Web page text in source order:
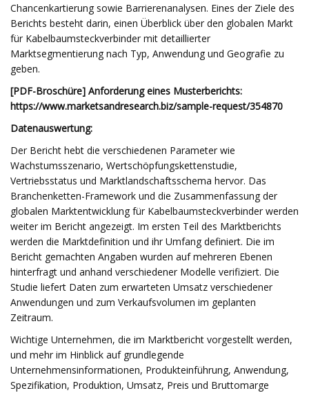
Chancenkartierung sowie Barrierenanalysen. Eines der Ziele des
Berichts besteht darin, einen Überblick über den globalen Markt
für Kabelbaumsteckverbinder mit detaillierter
Marktsegmentierung nach Typ, Anwendung und Geografie zu
geben.
[PDF-Broschüre] Anforderung eines Musterberichts:
https://www.marketsandresearch.biz/sample-request/354870
Datenauswertung:
Der Bericht hebt die verschiedenen Parameter wie
Wachstumsszenario, Wertschöpfungskettenstudie,
Vertriebsstatus und Marktlandschaftsschema hervor. Das
Branchenketten-Framework und die Zusammenfassung der
globalen Marktentwicklung für Kabelbaumsteckverbinder werden
weiter im Bericht angezeigt. Im ersten Teil des Marktberichts
werden die Marktdefinition und ihr Umfang definiert. Die im
Bericht gemachten Angaben wurden auf mehreren Ebenen
hinterfragt und anhand verschiedener Modelle verifiziert. Die
Studie liefert Daten zum erwarteten Umsatz verschiedener
Anwendungen und zum Verkaufsvolumen im geplanten
Zeitraum.
Wichtige Unternehmen, die im Marktbericht vorgestellt werden,
und mehr im Hinblick auf grundlegende
Unternehmensinformationen, Produkteinführung, Anwendung,
Spezifikation, Produktion, Umsatz, Preis und Bruttomarge